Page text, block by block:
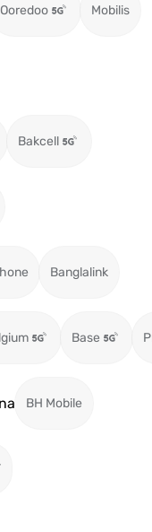
Ooredoo Mobilis
Bakcell
Banglalink
Base
BH Mobile